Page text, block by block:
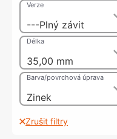
---Plný závit
Verze
35,00 mm
Délka
Zinek
Barva/povrchová úprava
Zrušit filtry